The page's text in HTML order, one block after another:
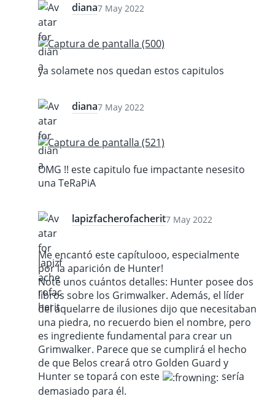
diana7 May 2022
ya solamete nos quedan estos capitulos
diana7 May 2022
OMG !! este capitulo fue impactante nesesito
una TeRaPiA
lapizfacherofacherit7 May 2022
Me encantó este capítulooo, especialmente
por la aparición de Hunter!
Noté unos cuántos detalles: Hunter posee dos
libros sobre los Grimwalker. Además, el líder
del aquelarre de ilusiones dijo que necesitaban
una piedra, no recuerdo bien el nombre, pero
es ingrediente fundamental para crear un
Grimwalker. Parece que se cumplirá el hecho
de que Belos creará otro Golden Guard y
Hunter se topará con este
sería
demasiado para él.